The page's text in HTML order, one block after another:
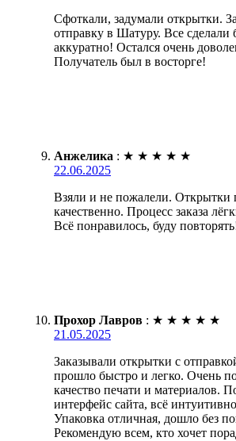
Сфоткали, задумали открытки.
отправку в Шатуру. Все сделали
аккуратно! Остался очень
Получатель был в восторге!
Анжелика : ★ ★ ★ ★ ★
22.06.2025
Взяли и не пожалели. Открытки
качественно. Процесс заказа
Всё понравилось, буду
Прохор Лавров : ★ ★ ★ ★ ★
21.05.2025
Заказывали открытки с
прошло быстро и легко. Очень
качество печати и материалов.
интерфейс сайта, всё
Упаковка отличная, дошло без
Рекомендую всем, кто хочет